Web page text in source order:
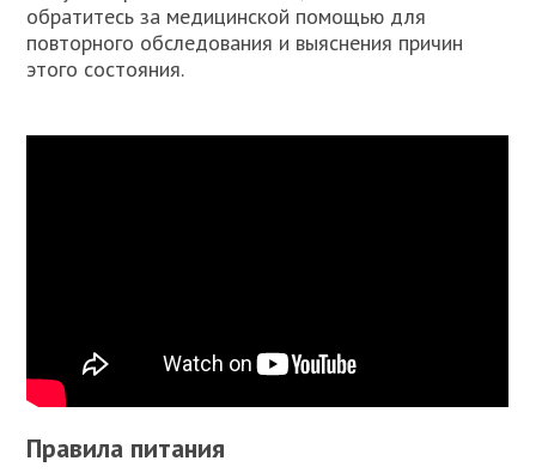
обратитесь за медицинской помощью для
повторного обследования и выяснения причин
этого состояния.
Правила питания